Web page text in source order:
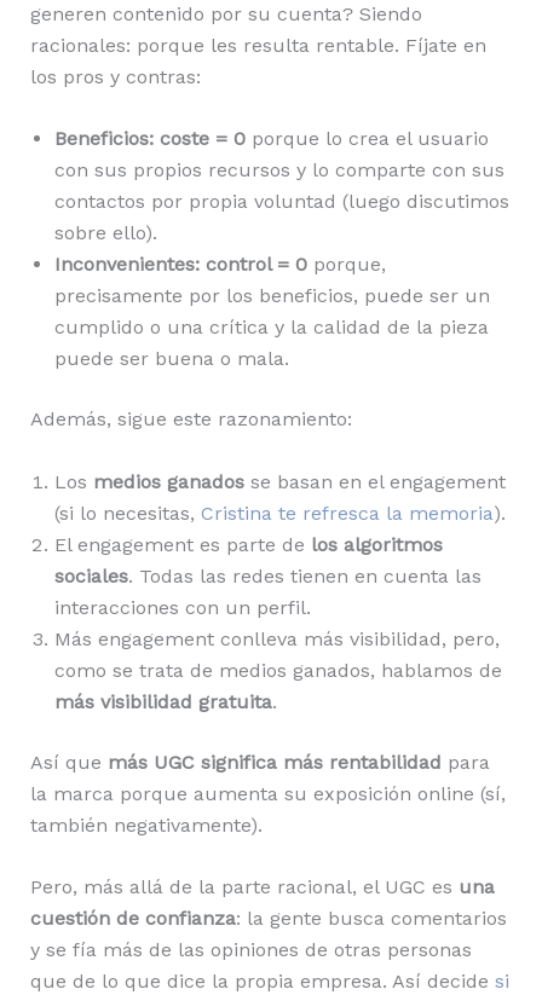
generen contenido por su cuenta? Siendo
racionales: porque les resulta rentable. Fíjate en
los pros y contras:
Beneficios: coste = 0porque lo crea el usuario
con sus propios recursos y lo comparte con sus
contactos por propia voluntad (luego discutimos
sobre ello).
Inconvenientes: control = 0porque,
precisamente por los beneficios, puede ser un
cumplido o una crítica y la calidad de la pieza
puede ser buena o mala.
Además, sigue este razonamiento:
Los medios ganadosse basan en el engagement
(si lo necesitas, Cristina te refresca la memoria).
El engagement es parte de los algoritmos
sociales. Todas las redes tienen en cuenta las
interacciones con un perfil.
Más engagement conlleva más visibilidad, pero,
como se trata de medios ganados, hablamos de
más visibilidad gratuita.
Así que más UGC significa más rentabilidad para
la marca porque aumenta su exposición online (sí,
también negativamente).
Pero, más allá de la parte racional, el UGC es una
cuestión de confianza: la gente busca comentarios
y se fía más de las opiniones de otras personas
que de lo que dice la propia empresa. Así decide si